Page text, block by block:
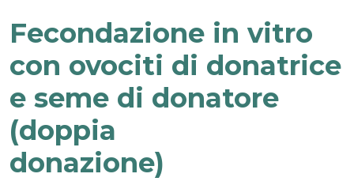
Fecondazione in vitro
con ovociti di donatrice
e seme di donatore
(doppia
donazione)